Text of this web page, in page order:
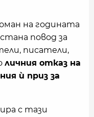
на годината
повод за
писатели,
личния отказ на
ѝ приз за
с тази